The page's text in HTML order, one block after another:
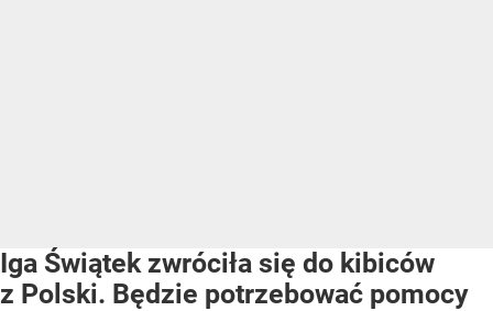
Iga Świątek zwróciła się do kibiców
z Polski. Będzie potrzebować pomocy